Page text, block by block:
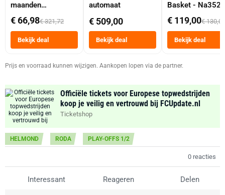
maanden
abonnement
€ 66,98€ 321,72
Bekijk deal
automaat
€ 509,00
Bekijk deal
Basket -
Dubbele Mand 9
Tot 6 Personen
Heteluchtfriteuse
Zwart
€ 119,00€ 130,00
Bekijk deal
Prijs en voorraad kunnen wijzigen. Aankopen lopen via de partner.
Officiële tickets voor Europese topwedstrijden
koop je veilig en vertrouwd bij FCUpdate.nl
Ticketshop
HELMOND RODA PLAY-OFFS 1/2
0 reacties
Interessant Reageren Delen